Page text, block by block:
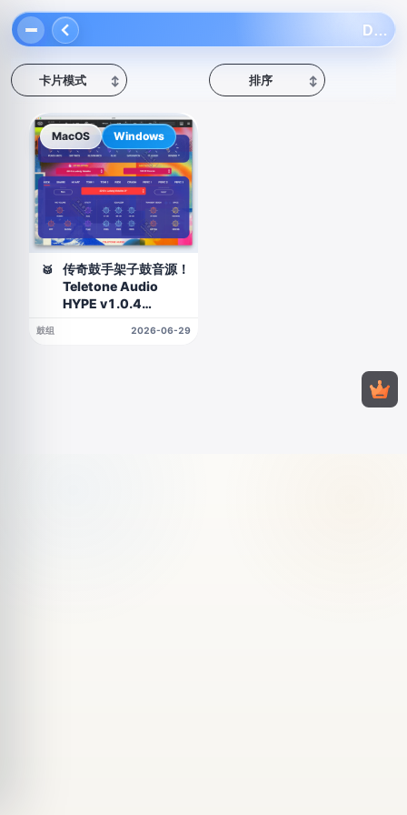
卡片模式 ↕ 排序 ↕
🥁
传奇鼓手架子鼓音源！
Teletone Audio
HYPE v1.0.4
鼓组 2026-06-29
MacOS Windows
Darren King